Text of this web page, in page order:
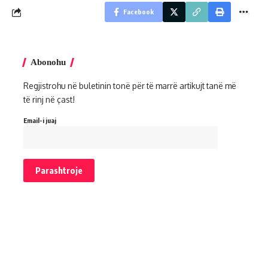
Facebook
Abonohu
Regjistrohu në buletinin tonë për të marrë artikujt tanë më
të rinj në çast!
Email-i juaj